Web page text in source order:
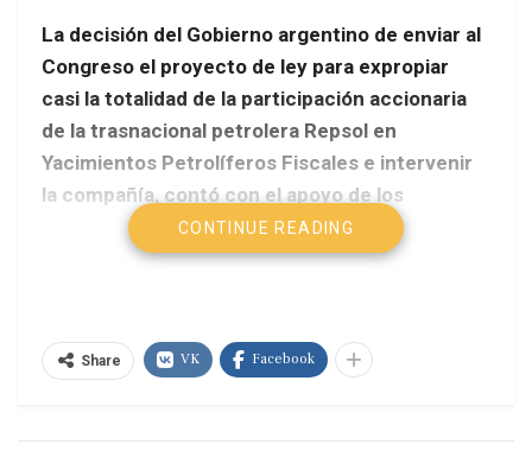
La decisión del Gobierno argentino de enviar al
Congreso el proyecto de ley para expropiar
casi la totalidad de la participación accionaria
de la trasnacional petrolera Repsol en
Yacimientos Petrolíferos Fiscales e intervenir
la compañía, contó con el apoyo de los
gobernadores de los estados petroleros, del
sindicalismo y de opositores.
CONTINUE READING
Share VK Facebook